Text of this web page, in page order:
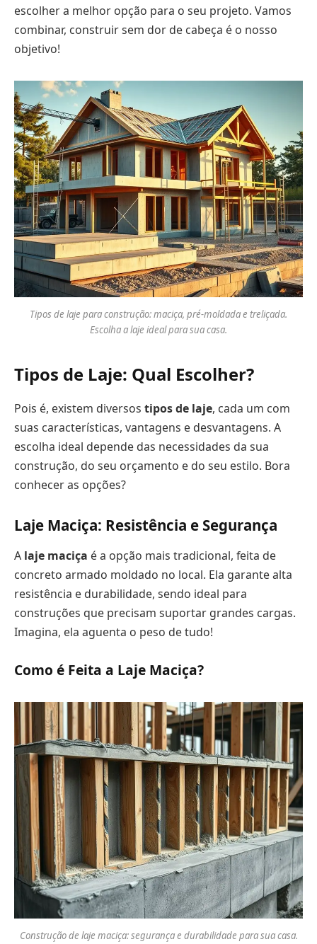
escolher a melhor opção para o seu projeto. Vamos
combinar, construir sem dor de cabeça é o nosso
objetivo!
Tipos de laje para construção: maciça, pré-moldada e treliçada.
Escolha a laje ideal para sua casa.
Tipos de Laje: Qual Escolher?
Pois é, existem diversos tipos de laje, cada um com
suas características, vantagens e desvantagens. A
escolha ideal depende das necessidades da sua
construção, do seu orçamento e do seu estilo. Bora
conhecer as opções?
Laje Maciça: Resistência e Segurança
A laje maciça é a opção mais tradicional, feita de
concreto armado moldado no local. Ela garante alta
resistência e durabilidade, sendo ideal para
construções que precisam suportar grandes cargas.
Imagina, ela aguenta o peso de tudo!
Como é Feita a Laje Maciça?
Construção de laje maciça: segurança e durabilidade para sua casa.